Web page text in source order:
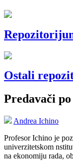
Ostali
Predavači
Andrea Ichino
Profesor Ichino je
univerzitetskom
na ekonomiju rada,